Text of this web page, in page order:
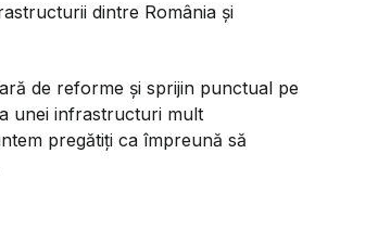
dintre România și
de reforme şi sprijin punctual pe
unei infrastructuri mult
pregătiţi ca împreună să